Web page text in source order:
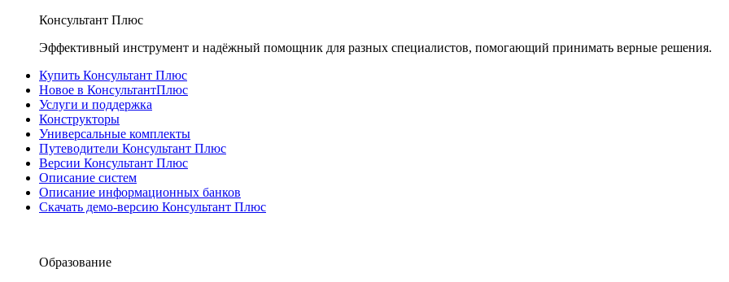
Консультант Плюс
Эффективный инструмент и надёжный помощник для разных специалистов, помогающий принимать верные решения.
Купить Консультант Плюс
Новое в КонсультантПлюс
Услуги и поддержка
Конструкторы
Универсальные комплекты
Путеводители Консультант Плюс
Версии Консультант Плюс
Описание систем
Описание информационных банков
Скачать демо-версию Консультант Плюс
Образование